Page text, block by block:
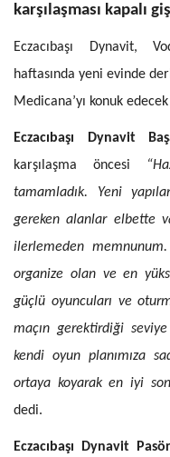
karşılaşması kapalı
Eczacıbaşı Dynavit,
haftasında yeni evinde
Medicana’yı konuk
Eczacıbaşı Dynavit
karşılaşma öncesi
tamamladık. Yeni
gereken alanlar elbette
ilerlemeden
organize olan ve en
güçlü oyuncuları ve
maçın gerektirdiği
kendi oyun planımıza
ortaya koyarak en iyi
dedi.
Eczacıbaşı Dynavit